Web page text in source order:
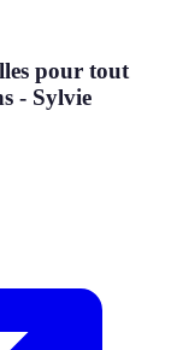
pour tout
- Sylvie